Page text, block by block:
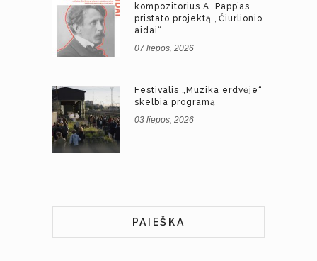
kompozitorius A. Papp’as
pristato projektą „Čiurlionio
aidai“
07 liepos, 2026
Festivalis „Muzika erdvėje“
skelbia programą
03 liepos, 2026
PAIEŠKA